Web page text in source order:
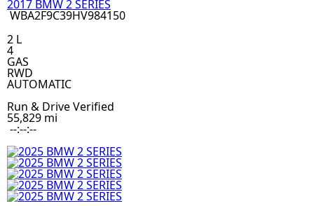
2017 BMW 2 SERIES
WBA2F9C39HV984150
2 L
4
GAS
RWD
AUTOMATIC
Run & Drive Verified
55,829 mi
--:--:--